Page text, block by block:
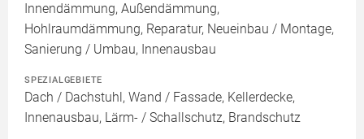
Innendämmung, Außendämmung,
Hohlraumdämmung, Reparatur, Neueinbau / Montage,
Sanierung / Umbau, Innenausbau
SPEZIALGEBIETE
Dach / Dachstuhl, Wand / Fassade, Kellerdecke,
Innenausbau, Lärm- / Schallschutz, Brandschutz